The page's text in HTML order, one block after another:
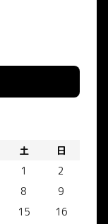
土
日
1
2
8
9
15
16